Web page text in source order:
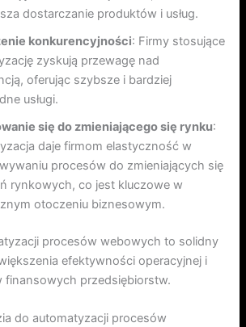
dostarczanie produktów i usług.
konkurencyjności: Firmy stosujące
zyskują przewagę nad
oferując szybsze i bardziej
usługi.
się do zmieniającego się rynku:
daje firmom elastyczność w
procesów do zmieniających się
rynkowych, co jest kluczowe w
otoczeniu biznesowym.
procesów webowych to solidny
efektywności operacyjnej i
finansowych przedsiębiorstw.
do automatyzacji procesów